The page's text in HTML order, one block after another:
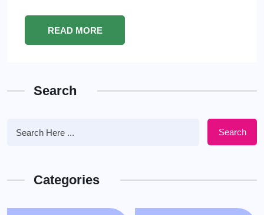
READ MORE
Search
Search
Categories